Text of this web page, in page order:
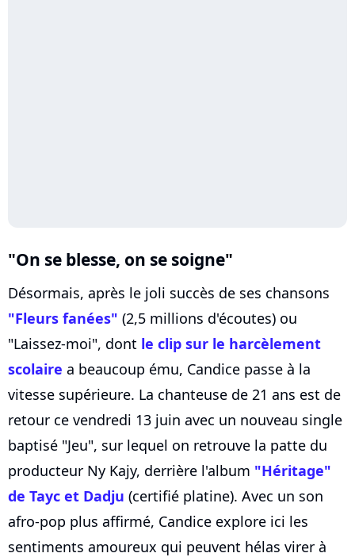
"On se blesse, on se soigne"
Désormais, après le joli succès de ses chansons
"Fleurs fanées" (2,5 millions d'écoutes) ou
"Laissez-moi", dont le clip sur le harcèlement
scolaire a beaucoup ému, Candice passe à la
vitesse supérieure. La chanteuse de 21 ans est de
retour ce vendredi 13 juin avec un nouveau single
baptisé "Jeu", sur lequel on retrouve la patte du
producteur Ny Kajy, derrière l'album "Héritage"
de Tayc et Dadju (certifié platine). Avec un son
afro-pop plus affirmé, Candice explore ici les
sentiments amoureux qui peuvent hélas virer à